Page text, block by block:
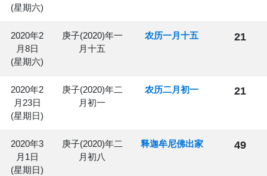
(星期六)
2020年2
月8日
(星期六)
庚子(2020)年一
月十五
农历一月十五 21
2020年2
月23日
(星期日)
庚子(2020)年二
月初一
农历二月初一 21
2020年3
月1日
(星期日)
庚子(2020)年二
月初八
释迦牟尼佛出家 49